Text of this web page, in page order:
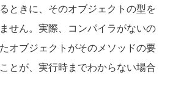
ときに、そのオブジェクトの型を
せん。実際、コンパイラがないの
オブジェクトがそのメソッドの要
とが、実行時までわからない場合